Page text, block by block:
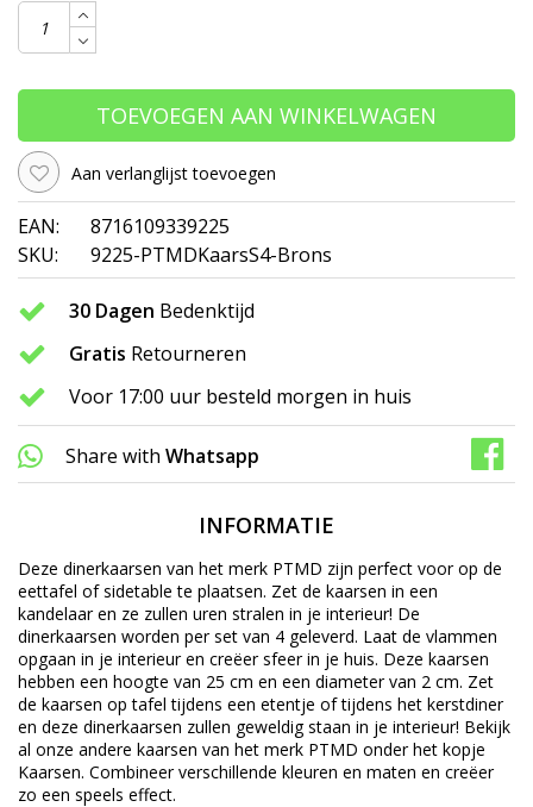
TOEVOEGEN AAN WINKELWAGEN
Aan verlanglijst toevoegen
EAN:
8716109339225
SKU:
9225-PTMDKaarsS4-Brons
30 Dagen Bedenktijd
Gratis Retourneren
Voor 17:00 uur besteld morgen in huis
Share with Whatsapp
INFORMATIE
Deze dinerkaarsen van het merk PTMD zijn perfect voor op de
eettafel of sidetable te plaatsen. Zet de kaarsen in een
kandelaar en ze zullen uren stralen in je interieur! De
dinerkaarsen worden per set van 4 geleverd. Laat de vlammen
opgaan in je interieur en creëer sfeer in je huis. Deze kaarsen
hebben een hoogte van 25 cm en een diameter van 2 cm. Zet
de kaarsen op tafel tijdens een etentje of tijdens het kerstdiner
en deze dinerkaarsen zullen geweldig staan in je interieur! Bekijk
al onze andere kaarsen van het merk PTMD onder het kopje
Kaarsen. Combineer verschillende kleuren en maten en creëer
zo een speels effect.